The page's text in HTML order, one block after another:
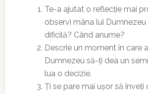
Te-a ajutat o reflecție mai
observi mâna lui
dificilă? Când anume?
Descrie un moment în care
Dumnezeu să-ți dea un
lua o decizie.
Ți se pare mai ușor să înveți